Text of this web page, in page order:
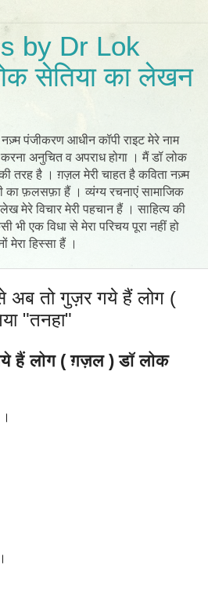
by Dr Lok
सेतिया का लेखन
पंजीकरण आधीन कॉपी राइट मेरे नाम
करना अनुचित व अपराध होगा । मैं डॉ लोक
तरह है । ग़ज़ल मेरी चाहत है कविता नज़्म
का फ़लसफ़ा हैं । व्यंग्य रचनाएं सामाजिक
मेरे विचार मेरी पहचान हैं । साहित्य की
भी एक विधा से मेरा परिचय पूरा नहीं हो
मेरा हिस्सा हैं ।
अब तो गुज़र गये हैं लोग (
"तनहा"
हैं लोग ( ग़ज़ल ) डॉ लोक